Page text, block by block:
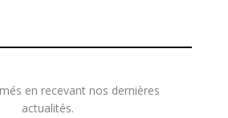
en recevant nos dernières
actualités.